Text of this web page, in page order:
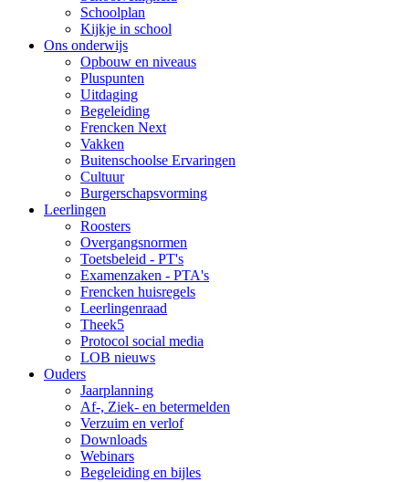
Schoolplan
Kijkje in school
Ons onderwijs
Opbouw en niveaus
Pluspunten
Uitdaging
Begeleiding
Frencken Next
Vakken
Buitenschoolse Ervaringen
Cultuur
Burgerschapsvorming
Leerlingen
Roosters
Overgangsnormen
Toetsbeleid - PT's
Examenzaken - PTA's
Frencken huisregels
Leerlingenraad
Theek5
Protocol social media
LOB nieuws
Ouders
Jaarplanning
Af-, Ziek- en betermelden
Verzuim en verlof
Downloads
Webinars
Begeleiding en bijles